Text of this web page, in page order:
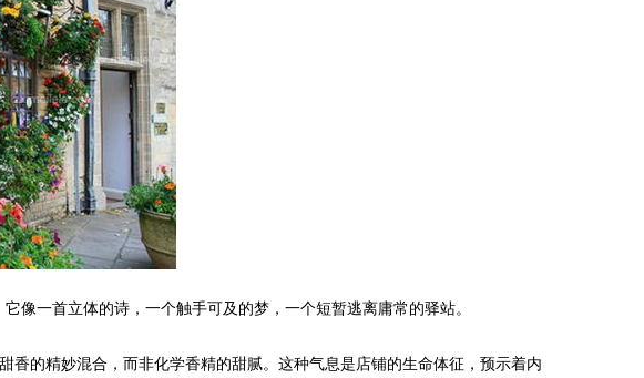
像一首立体的诗，一个触手可及的梦，一个短暂逃离庸常的驿站。
的精妙混合，而非化学香精的甜腻。这种气息是店铺的生命体征，预示着内